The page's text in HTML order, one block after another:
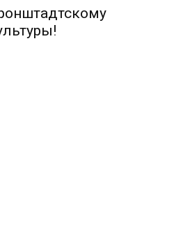
собор